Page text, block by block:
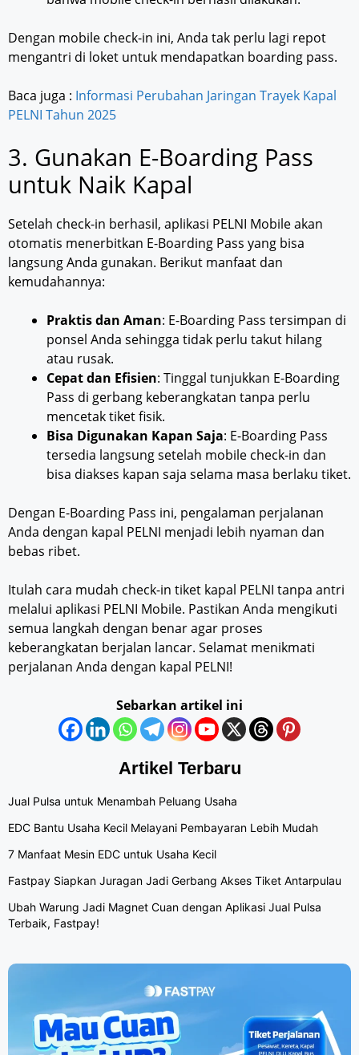
Dengan mobile check-in ini, Anda tak perlu lagi repot
mengantri di loket untuk mendapatkan boarding pass.
Baca juga : Informasi Perubahan Jaringan Trayek Kapal
PELNI Tahun 2025
3. Gunakan E-Boarding Pass
untuk Naik Kapal
Setelah check-in berhasil, aplikasi PELNI Mobile akan
otomatis menerbitkan E-Boarding Pass yang bisa
langsung Anda gunakan. Berikut manfaat dan
kemudahannya:
Praktis dan Aman: E-Boarding Pass tersimpan di
ponsel Anda sehingga tidak perlu takut hilang
atau rusak.
Cepat dan Efisien: Tinggal tunjukkan E-Boarding
Pass di gerbang keberangkatan tanpa perlu
mencetak tiket fisik.
Bisa Digunakan Kapan Saja: E-Boarding Pass
tersedia langsung setelah mobile check-in dan
bisa diakses kapan saja selama masa berlaku tiket.
Dengan E-Boarding Pass ini, pengalaman perjalanan
Anda dengan kapal PELNI menjadi lebih nyaman dan
bebas ribet.
Itulah cara mudah check-in tiket kapal PELNI tanpa antri
melalui aplikasi PELNI Mobile. Pastikan Anda mengikuti
semua langkah dengan benar agar proses
keberangkatan berjalan lancar. Selamat menikmati
perjalanan Anda dengan kapal PELNI!
Sebarkan artikel ini
Artikel Terbaru
Jual Pulsa untuk Menambah Peluang Usaha
EDC Bantu Usaha Kecil Melayani Pembayaran Lebih Mudah
7 Manfaat Mesin EDC untuk Usaha Kecil
Fastpay Siapkan Juragan Jadi Gerbang Akses Tiket Antarpulau
Ubah Warung Jadi Magnet Cuan dengan Aplikasi Jual Pulsa
Terbaik, Fastpay!